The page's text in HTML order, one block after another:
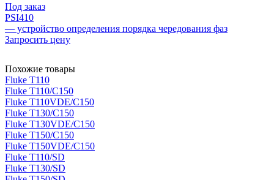
Под заказ
PSI410
— устройство определения порядка чередования фаз
Запросить цену
Похожие товары
Fluke T110
Fluke T110/C150
Fluke T110VDE/C150
Fluke T130/C150
Fluke T130VDE/C150
Fluke T150/C150
Fluke T150VDE/C150
Fluke T110/SD
Fluke T130/SD